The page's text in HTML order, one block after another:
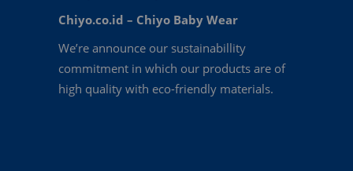
Chiyo.co.id – Chiyo Baby Wear
We’re announce our sustainabillity
commitment in which our products are of
high quality with eco-friendly materials.